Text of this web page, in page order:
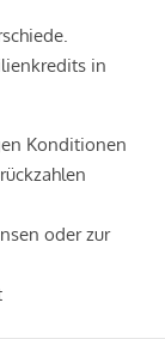
in
Konditionen
oder zur